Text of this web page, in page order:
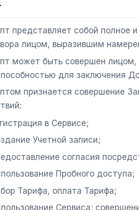
представляет собой полное
лицом, выразившим
может быть совершен
для заключения
признается совершение
в Сервисе;
Учетной записи;
согласия
Пробного доступа;
Тарифа, оплата Тарифа;
Сервиса;